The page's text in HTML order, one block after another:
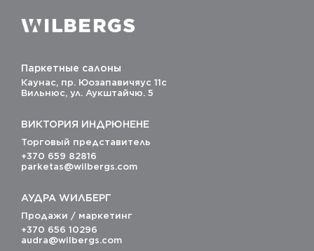
Паркетные салоны
Каунас, пр. Юозапавичяус 11c
Вильнюс, ул. Аукштайчю. 5
ВИКТОРИЯ ИНДРЮНЕНЕ
Торговый представитель
+370 659 82816
parketas@wilbergs.com
АУДРА WИЛБЕРГ
Продажи / маркетинг
+370 656 10296
audra@wilbergs.com